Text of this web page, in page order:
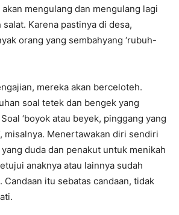
mengulang dan mengulang lagi
Karena pastinya di desa,
orang yang sembahyang ‘rubuh-
mereka akan berceloteh.
soal tetek dan bengek yang
‘boyok atau beyek, pinggang yang
misalnya. Menertawakan diri sendiri
duda dan penakut untuk menikah
anaknya atau lainnya sudah
Candaan itu sebatas candaan, tidak